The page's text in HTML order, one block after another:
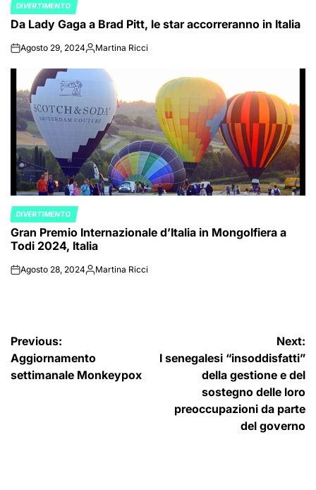
POSTED
IN
DIVERTIMENTO
Da Lady Gaga a Brad Pitt, le star accorreranno in Italia
onAgosto 29, 2024PostedMartina Ricci
POSTED
IN
DIVERTIMENTO
Gran Premio Internazionale d’Italia in Mongolfiera a
Todi 2024, Italia
onAgosto 28, 2024PostedMartina Ricci
Navigazione
articoli
Previous:
Aggiornamento
settimanale Monkeypox
Next:
I senegalesi “insoddisfatti”
della gestione e del
sostegno delle loro
preoccupazioni da parte
del governo